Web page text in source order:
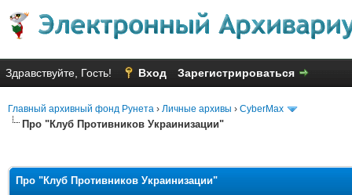
Здравствуйте, Гость! Вход Зарегистрироваться
Главный архивный фонд Рунета › Личные архивы › CyberMax
Про "Клуб Противников Украинизации"
Про "Клуб Противников Украинизации"